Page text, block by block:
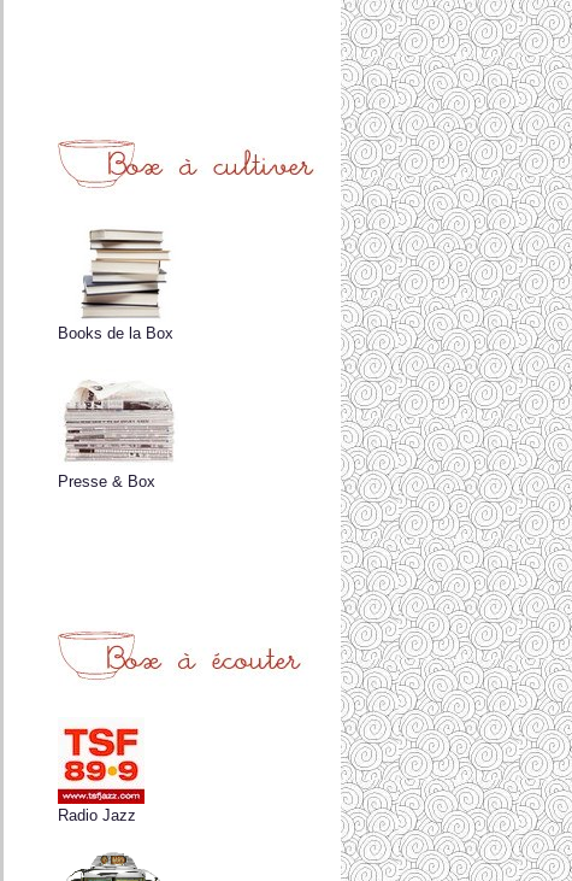
Books de la Box
Presse & Box
Radio Jazz